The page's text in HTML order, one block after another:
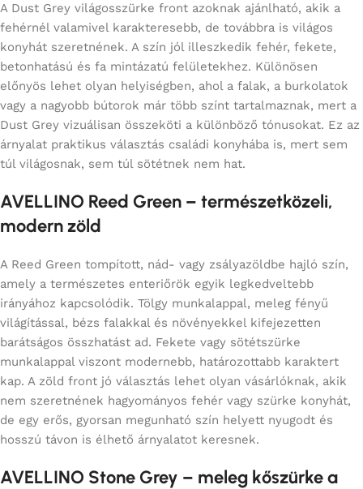
A Dust Grey világosszürke front azoknak ajánlható, akik a
fehérnél valamivel karakteresebb, de továbbra is világos
konyhát szeretnének. A szín jól illeszkedik fehér, fekete,
betonhatású és fa mintázatú felületekhez. Különösen
előnyös lehet olyan helyiségben, ahol a falak, a burkolatok
vagy a nagyobb bútorok már több színt tartalmaznak, mert a
Dust Grey vizuálisan összeköti a különböző tónusokat. Ez az
árnyalat praktikus választás családi konyhába is, mert sem
túl világosnak, sem túl sötétnek nem hat.
AVELLINO Reed Green – természetközeli,
modern zöld
A Reed Green tompított, nád- vagy zsályazöldbe hajló szín,
amely a természetes enteriőrök egyik legkedveltebb
irányához kapcsolódik. Tölgy munkalappal, meleg fényű
világítással, bézs falakkal és növényekkel kifejezetten
barátságos összhatást ad. Fekete vagy sötétszürke
munkalappal viszont modernebb, határozottabb karaktert
kap. A zöld front jó választás lehet olyan vásárlóknak, akik
nem szeretnének hagyományos fehér vagy szürke konyhát,
de egy erős, gyorsan megunható szín helyett nyugodt és
hosszú távon is élhető árnyalatot keresnek.
AVELLINO Stone Grey – meleg kőszürke a